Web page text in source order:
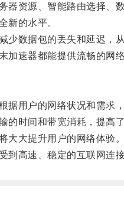
资源、智能路由选择、
的水平。
数据包的丢失和延迟，从
速器都能提供流畅的网络
户的网络状况和需求
时间和带宽消耗，提高了
大提升用户的网络体验。
高速、稳定的互联网连接